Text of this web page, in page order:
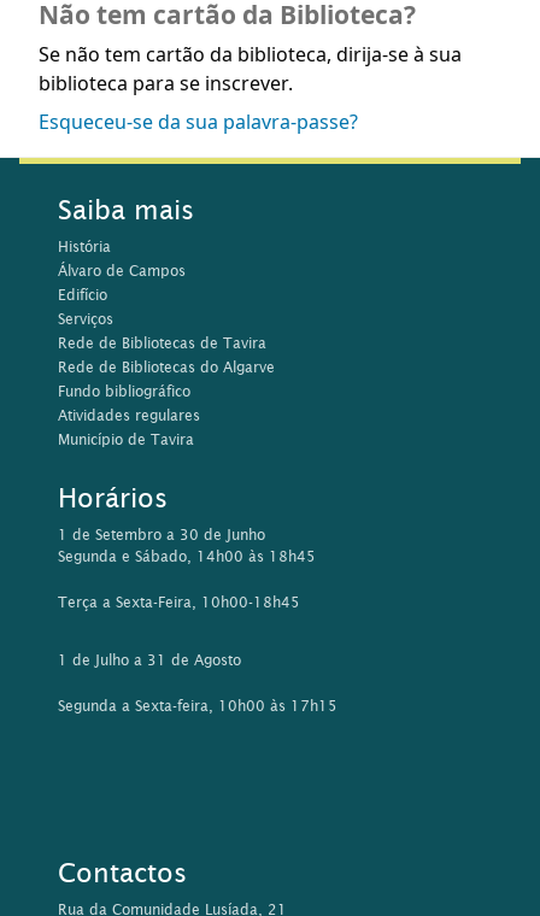
Não tem cartão da Biblioteca?
Se não tem cartão da biblioteca, dirija-se à sua
biblioteca para se inscrever.
Esqueceu-se da sua palavra-passe?
Saiba mais
História
Álvaro de Campos
Edifício
Serviços
Rede de Bibliotecas de Tavira
Rede de Bibliotecas do Algarve
Fundo bibliográfico
Atividades regulares
Município de Tavira
Horários
1 de Setembro a 30 de Junho
Segunda e Sábado, 14h00 às 18h45
Terça a Sexta-Feira, 10h00-18h45
1 de Julho a 31 de Agosto
Segunda a Sexta-feira, 10h00 às 17h15
Contactos
Rua da Comunidade Lusíada, 21